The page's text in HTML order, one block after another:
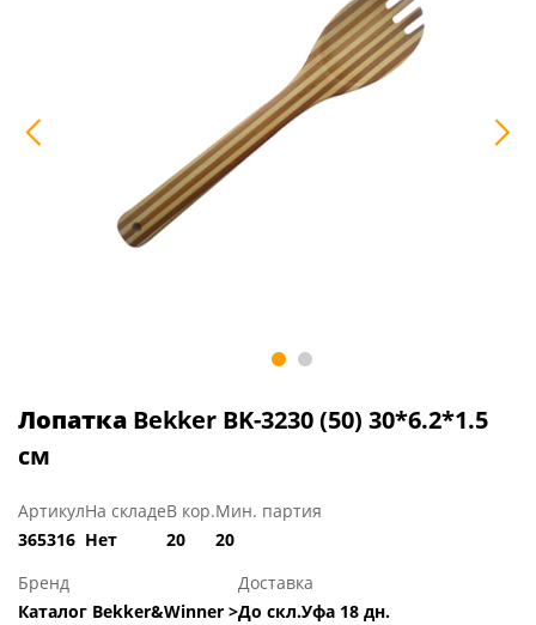
Лопатка Bekker BK-3230 (50) 30*6.2*1.5
см
Артикул
365316
На складе
Нет
В кор.
20
Мин. партия
20
Бренд
Каталог Bekker&Winner >
Доставка
До скл.Уфа 18 дн.